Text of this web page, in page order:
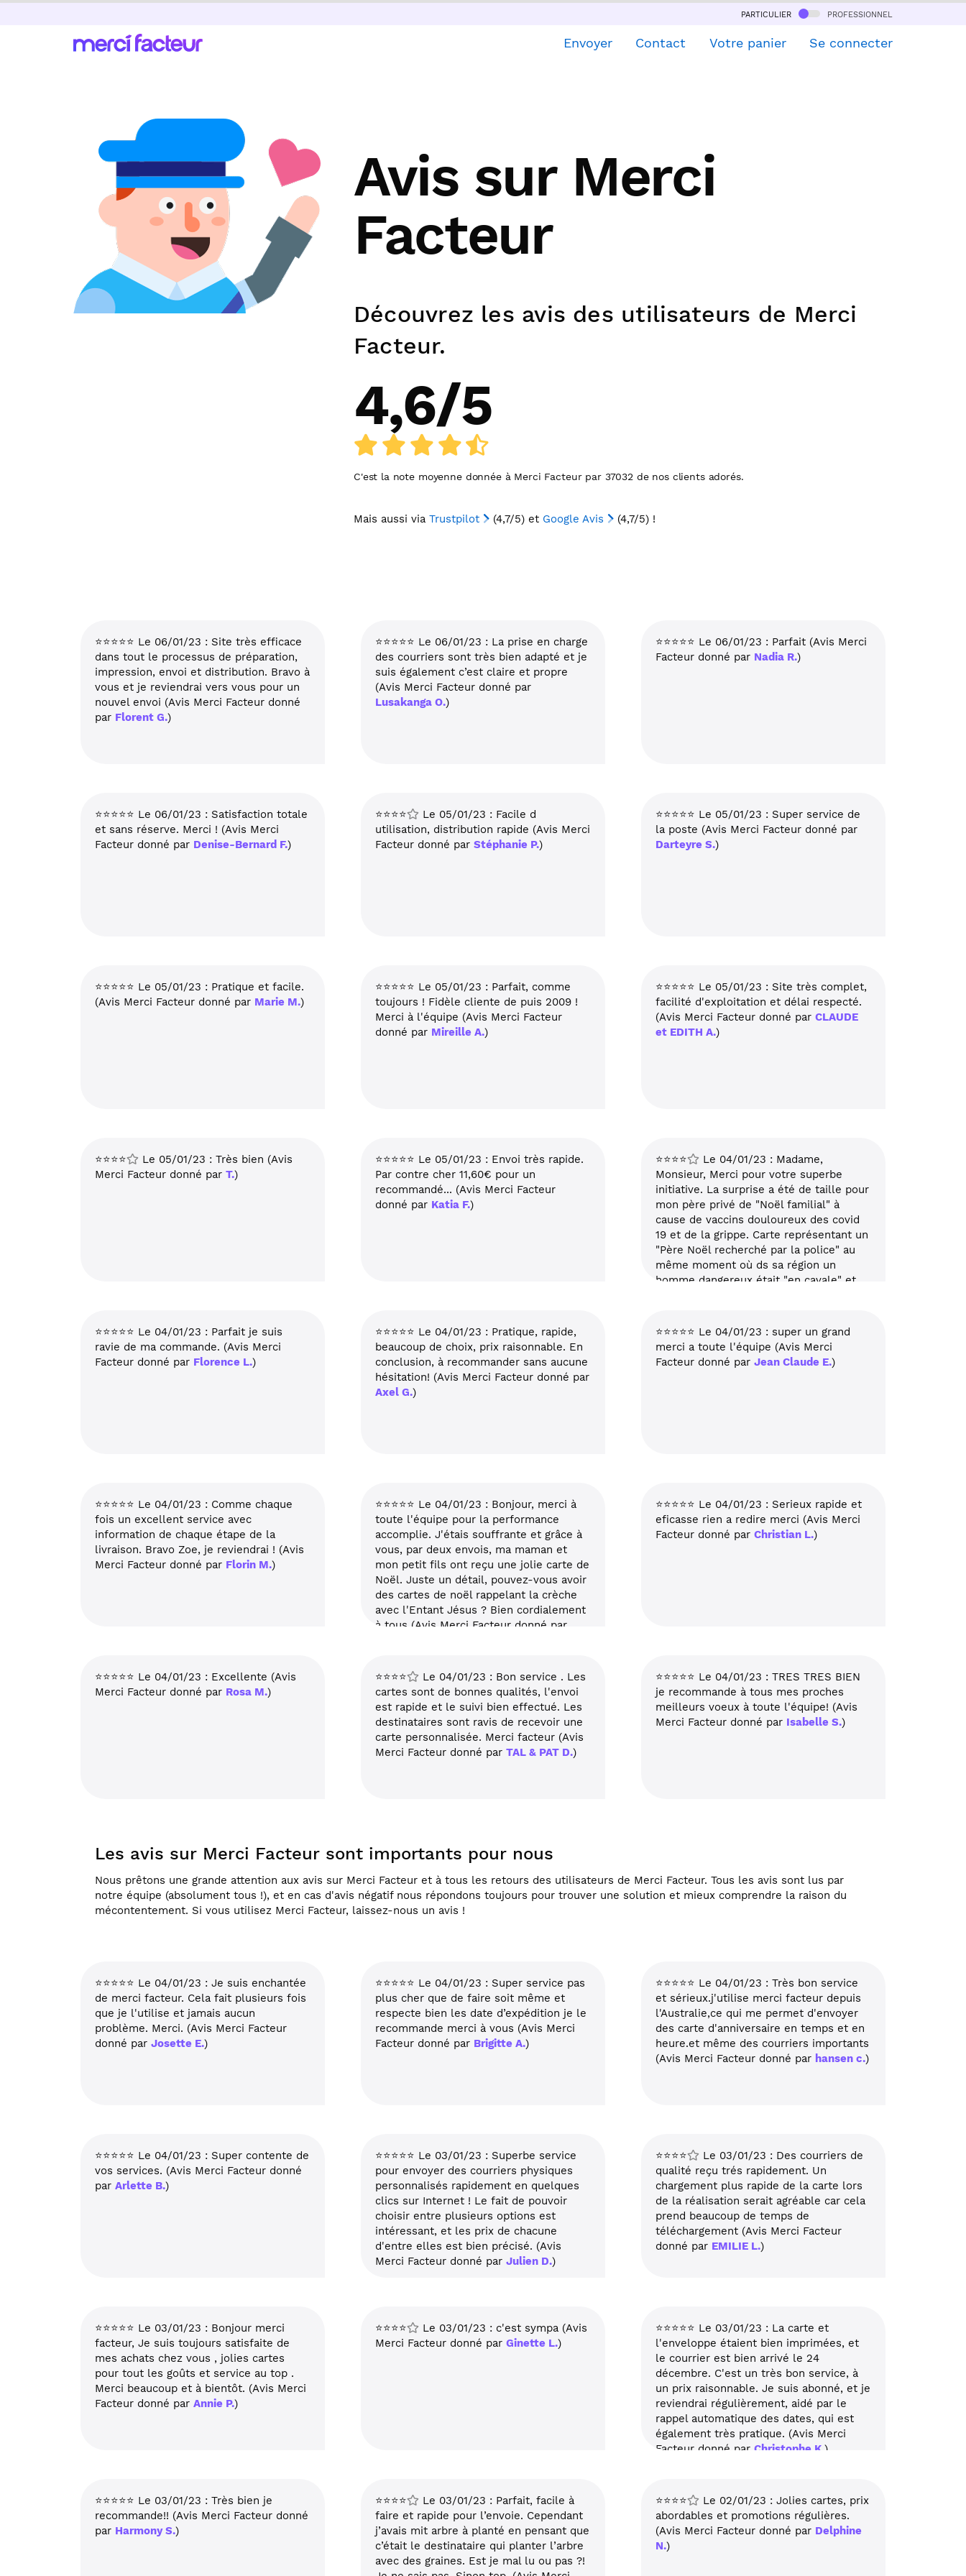
particulier professionnel
Envoyer Contact Votre panier Se connecter
Avis sur Merci
Facteur
Découvrez les avis des utilisateurs de Merci
Facteur.
4,6/5
C'est la note moyenne donnée à Merci Facteurpar 37032 de nos clients adorés.
Mais aussi via Trustpilot (4,7/5) et Google Avis (4,7/5) !
⭐⭐⭐⭐⭐ Le 06/01/23 : Site très efficace
dans tout le processus de préparation,
impression, envoi et distribution. Bravo à
vous et je reviendrai vers vous pour un
nouvel envoi (Avis Merci Facteur donné
par Florent G.)
⭐⭐⭐⭐⭐ Le 06/01/23 : La prise en charge
des courriers sont très bien adapté et je
suis également c’est claire et propre
(Avis Merci Facteur donné par
Lusakanga O.)
⭐⭐⭐⭐⭐ Le 06/01/23 : Parfait (Avis Merci
Facteur donné par Nadia R.)
⭐⭐⭐⭐⭐ Le 06/01/23 : Satisfaction totale
et sans réserve. Merci ! (Avis Merci
Facteur donné par Denise-Bernard F.)
⭐⭐⭐⭐
Le 05/01/23 : Facile d
utilisation, distribution rapide (Avis Merci
Facteur donné par Stéphanie P.)
⭐⭐⭐⭐⭐ Le 05/01/23 : Super service de
la poste (Avis Merci Facteur donné par
Darteyre S.)
⭐⭐⭐⭐⭐ Le 05/01/23 : Pratique et facile.
(Avis Merci Facteur donné par Marie M.)
⭐⭐⭐⭐⭐ Le 05/01/23 : Parfait, comme
toujours ! Fidèle cliente de puis 2009 !
Merci à l'équipe (Avis Merci Facteur
donné par Mireille A.)
⭐⭐⭐⭐⭐ Le 05/01/23 : Site très complet,
facilité d'exploitation et délai respecté.
(Avis Merci Facteur donné par CLAUDE
et EDITH A.)
⭐⭐⭐⭐
Le 05/01/23 : Très bien (Avis
Merci Facteur donné par T.)
⭐⭐⭐⭐⭐ Le 05/01/23 : Envoi très rapide.
Par contre cher 11,60€ pour un
recommandé... (Avis Merci Facteur
donné par Katia F.)
⭐⭐⭐⭐
Le 04/01/23 : Madame,
Monsieur, Merci pour votre superbe
initiative. La surprise a été de taille pour
mon père privé de "Noël familial" à
cause de vaccins douloureux des covid
19 et de la grippe. Carte représentant un
"Père Noël recherché par la police" au
même moment où ds sa région un
homme dangereux était "en cavale" et
amusée ! Merci pour votre créativité ! Vs
souhaitant une heureuse année et
surtout une bonne santé pour 2023 !
Salutations distinguées. Anne BARBIER-
⭐⭐⭐⭐⭐ Le 04/01/23 : Parfait je suis
ravie de ma commande. (Avis Merci
Facteur donné par Florence L.)
⭐⭐⭐⭐⭐ Le 04/01/23 : Pratique, rapide,
beaucoup de choix, prix raisonnable. En
conclusion, à recommander sans aucune
hésitation! (Avis Merci Facteur donné par
Axel G.)
⭐⭐⭐⭐⭐ Le 04/01/23 : super un grand
merci a toute l'équipe (Avis Merci
Facteur donné par Jean Claude E.)
⭐⭐⭐⭐⭐ Le 04/01/23 : Comme chaque
fois un excellent service avec
information de chaque étape de la
livraison. Bravo Zoe, je reviendrai ! (Avis
Merci Facteur donné par Florin M.)
⭐⭐⭐⭐⭐ Le 04/01/23 : Bonjour, merci à
toute l'équipe pour la performance
accomplie. J'étais souffrante et grâce à
vous, par deux envois, ma maman et
mon petit fils ont reçu une jolie carte de
Noël. Juste un détail, pouvez-vous avoir
des cartes de noël rappelant la crèche
avec l'Entant Jésus ? Bien cordialement
à tous (Avis Merci Facteur donné par
⭐⭐⭐⭐⭐ Le 04/01/23 : Serieux rapide et
eficasse rien a redire merci (Avis Merci
Facteur donné par Christian L.)
⭐⭐⭐⭐⭐ Le 04/01/23 : Excellente (Avis
Merci Facteur donné par Rosa M.)
⭐⭐⭐⭐
Le 04/01/23 : Bon service . Les
cartes sont de bonnes qualités, l'envoi
est rapide et le suivi bien effectué. Les
destinataires sont ravis de recevoir une
carte personnalisée. Merci facteur (Avis
Merci Facteur donné par TAL & PAT D.)
⭐⭐⭐⭐⭐ Le 04/01/23 : TRES TRES BIEN
je recommande à tous mes proches
meilleurs voeux à toute l'équipe! (Avis
Merci Facteur donné par Isabelle S.)
Les avis sur Merci Facteur sont importants pour nous
Nous prêtons une grande attention aux avis sur Merci Facteur et à tous les retours des utilisateurs de Merci Facteur. Tous les avis sont lus par
notre équipe (absolument tous !), et en cas d'avis négatif nous répondons toujours pour trouver une solution et mieux comprendre la raison du
mécontentement. Si vous utilisez Merci Facteur, laissez-nous un avis !
⭐⭐⭐⭐⭐ Le 04/01/23 : Je suis enchantée
de merci facteur. Cela fait plusieurs fois
que je l'utilise et jamais aucun
problème. Merci. (Avis Merci Facteur
donné par Josette E.)
⭐⭐⭐⭐⭐ Le 04/01/23 : Super service pas
plus cher que de faire soit même et
respecte bien les date d’expédition je le
recommande merci à vous (Avis Merci
Facteur donné par Brigitte A.)
⭐⭐⭐⭐⭐ Le 04/01/23 : Très bon service
et sérieux.j'utilise merci facteur depuis
l'Australie,ce qui me permet d'envoyer
des carte d'anniversaire en temps et en
heure.et même des courriers importants
(Avis Merci Facteur donné par hansen c.)
⭐⭐⭐⭐⭐ Le 04/01/23 : Super contente de
vos services. (Avis Merci Facteur donné
par Arlette B.)
⭐⭐⭐⭐⭐ Le 03/01/23 : Superbe service
pour envoyer des courriers physiques
personnalisés rapidement en quelques
clics sur Internet ! Le fait de pouvoir
choisir entre plusieurs options est
intéressant, et les prix de chacune
d'entre elles est bien précisé. (Avis
Merci Facteur donné par Julien D.)
⭐⭐⭐⭐
Le 03/01/23 : Des courriers de
qualité reçu trés rapidement. Un
chargement plus rapide de la carte lors
de la réalisation serait agréable car cela
prend beaucoup de temps de
téléchargement (Avis Merci Facteur
donné par EMILIE L.)
⭐⭐⭐⭐⭐ Le 03/01/23 : Bonjour merci
facteur, Je suis toujours satisfaite de
mes achats chez vous , jolies cartes
pour tout les goûts et service au top .
Merci beaucoup et à bientôt. (Avis Merci
Facteur donné par Annie P.)
⭐⭐⭐⭐
Le 03/01/23 : c'est sympa (Avis
Merci Facteur donné par Ginette L.)
⭐⭐⭐⭐⭐ Le 03/01/23 : La carte et
l'enveloppe étaient bien imprimées, et
le courrier est bien arrivé le 24
décembre. C'est un très bon service, à
un prix raisonnable. Je suis abonné, et je
reviendrai régulièrement, aidé par le
rappel automatique des dates, qui est
également très pratique. (Avis Merci
Facteur donné par Christophe K. )
⭐⭐⭐⭐⭐ Le 03/01/23 : Très bien je
recommande!! (Avis Merci Facteur donné
par Harmony S.)
⭐⭐⭐⭐
Le 03/01/23 : Parfait, facile à
faire et rapide pour l’envoie. Cependant
j’avais mit arbre à planté en pensant que
c’était le destinataire qui planter l’arbre
avec des graines. Est je mal lu ou pas ?!
⭐⭐⭐⭐
Le 02/01/23 : Jolies cartes, prix
abordables et promotions régulières.
(Avis Merci Facteur donné par Delphine
N.)